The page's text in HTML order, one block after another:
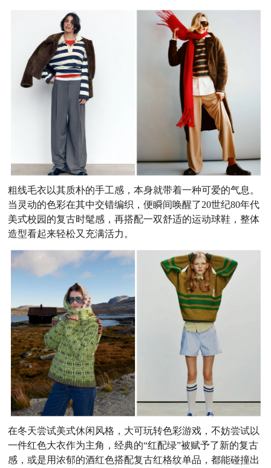
粗线毛衣以其质朴的手工感，本身就带着一种可爱的气息。
当灵动的色彩在其中交错编织，便瞬间唤醒了20世纪80年代
美式校园的复古时髦感，再搭配一双舒适的运动球鞋，整体
造型看起来轻松又充满活力。
在冬天尝试美式休闲风格，大可玩转色彩游戏，不妨尝试以
一件红色大衣作为主角，经典的“红配绿”被赋予了新的复古
感，或是用浓郁的酒红色搭配复古红格纹单品，都能碰撞出